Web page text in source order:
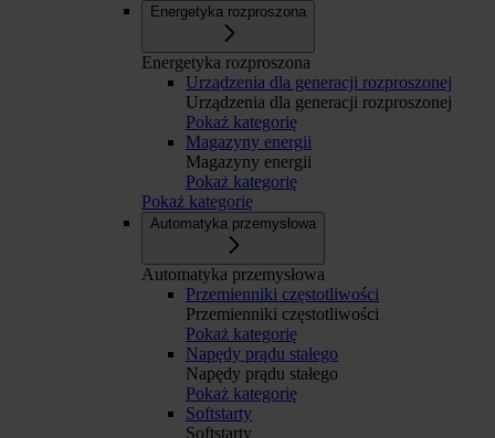
Energetyka rozproszona
Energetyka rozproszona
Urządzenia dla generacji rozproszonej
Urządzenia dla generacji rozproszonej
Pokaż kategorię
Magazyny energii
Magazyny energii
Pokaż kategorię
Pokaż kategorię
Automatyka przemysłowa
Automatyka przemysłowa
Przemienniki częstotliwości
Przemienniki częstotliwości
Pokaż kategorię
Napędy prądu stałego
Napędy prądu stałego
Pokaż kategorię
Softstarty
Softstarty